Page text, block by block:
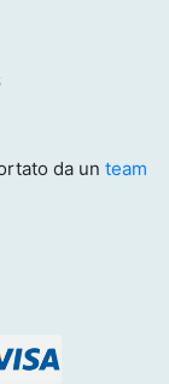
da un team